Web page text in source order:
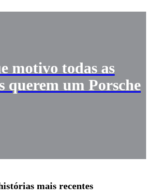
motivo todas as
querem um Porsche
mais recentes